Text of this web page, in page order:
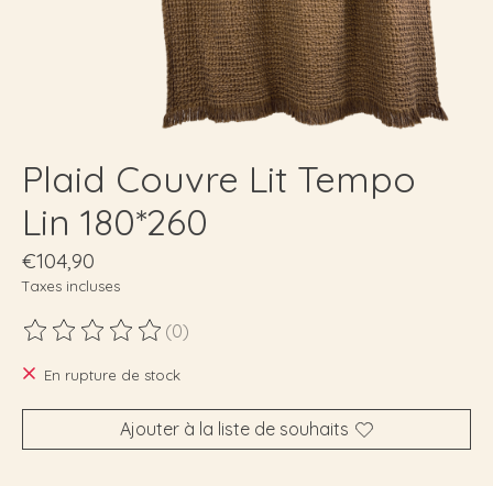
Plaid Couvre Lit Tempo
Lin 180*260
€104,90
Taxes incluses
Ce produit est évalué à
(0)
En rupture de stock
Ajouter à la liste de souhaits